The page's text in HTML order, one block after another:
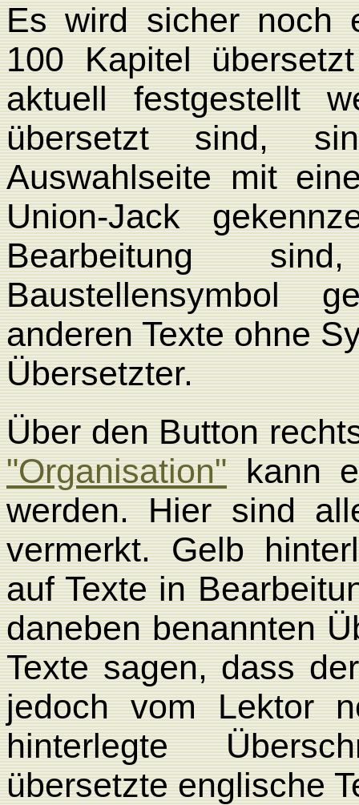
Es wird sicher noch
100 Kapitel
aktuell festgestellt
übersetzt sind,
Auswahlseite mit
Union-Jack
Bearbeitung
Baustellensymbol
anderen Texte ohne
Übersetzter.
Über den Button
"Organisation"kann
werden. Hier sind
vermerkt. Gelb
auf Texte in
daneben benannten
Texte sagen, dass
jedoch vom Lektor
hinterlegte
übersetzte englische